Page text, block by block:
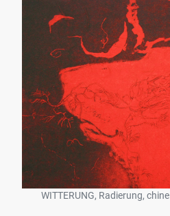
WITTERUNG, Radierung,